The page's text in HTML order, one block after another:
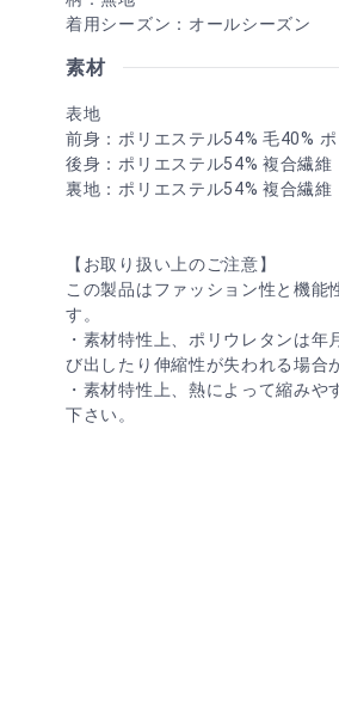
着用シーズン：オールシーズン
素材
表地
前身：ポリエステル54% 毛40%
後身：ポリエステル54% 複合繊維
裏地：ポリエステル54% 複合繊維
【お取り扱い上のご注意】
この製品はファッション性と機能
す。
・素材特性上、ポリウレタンは
び出したり伸縮性が失われる場合
・素材特性上、熱によって縮み
下さい。